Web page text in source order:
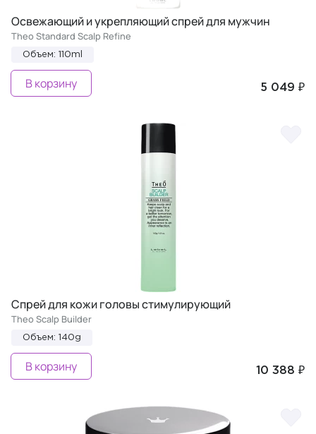
Освежающий и укрепляющий спрей для мужчин
Theo Standard Scalp Refine
Объем: 110ml
5 049 ₽
В корзину
Спрей для кожи головы стимулирующий
Theo Scalp Builder
Объем: 140g
10 388 ₽
В корзину